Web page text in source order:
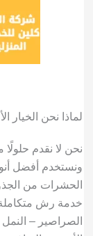
لماذا نحن
نحن لا نقدم
ونستخدم أفضل
الحشرات من
خدمة رش
الصراصير –